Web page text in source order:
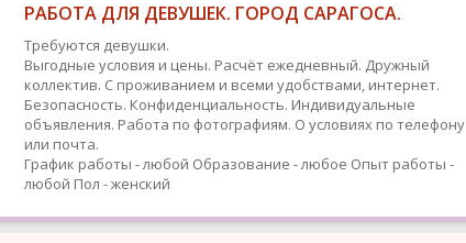
РАБОТА ДЛЯ ДЕВУШЕК. ГОРОД САРАГОСА.
Требуются девушки.
Выгодные условия и цены. Расчёт ежедневный. Дружный
коллектив. С проживанием и всеми удобствами, интернет.
Безопасность. Конфиденциальность. Индивидуальные
объявления. Работа по фотографиям. О условиях по телефону
или почта.
График работы - любой Образование - любое Опыт работы -
любой Пол - женский